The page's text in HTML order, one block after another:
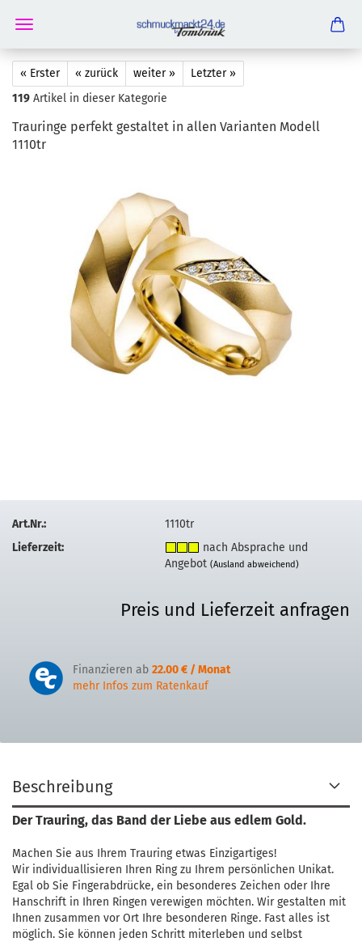
« Erster « zurück weiter »
Letzter »
119 Artikel in dieser Kategorie
Trau­rin­ge per­fekt ge­stal­tet in allen Va­ri­an­ten Mo­dell
1110tr
Art.Nr.:
1110tr
Lieferzeit:
nach Absprache und
Angebot(Ausland abweichend)
Preis und Lieferzeit anfragen
Finanzieren ab 22.00 € / Monat
mehr Infos zum Ratenkauf
Beschreibung
Der Trauring, das Band der Liebe aus edlem Gold.
Machen Sie aus Ihrem Trauring etwas Einzigartiges!
Wir individuallisieren Ihren Ring zu Ihrem persönlichen Unikat.
Egal ob Sie Fingerabdrücke, ein besonderes Zeichen oder Ihre
Hanschrift in Ihren Ringen verewigen möchten. Wir gestalten mit
Ihnen zusammen vor Ort Ihre besonderen Ringe. Fast alles ist
möglich. Sie können jeden Schritt miterleben und selbst